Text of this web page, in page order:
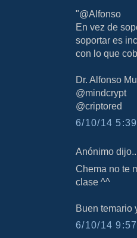
"@Alfonso
En vez de
soportar es
con lo que
Dr. Alfonso
@mindcrypt
@criptored
6/10/14
Anónimo
Chema no te
clase ^^
Buen temario
6/10/14